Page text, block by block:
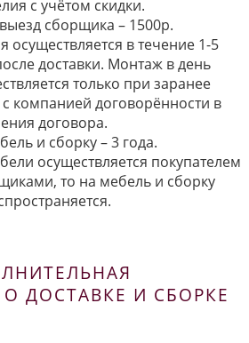
с учётом скидки.
сборщика – 1500р.
осуществляется в течение 1-5
доставки. Монтаж в день
только при заранее
компанией договорённости в
договора.
и сборку – 3 года.
осуществляется покупателем
то на мебель и сборку
ДОСТАВКЕ И СБОРКЕ